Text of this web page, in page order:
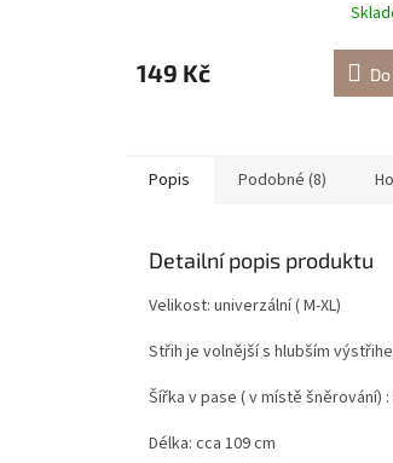
149 Kč
Popis Podobné (8)
Detailní popis produktu
Velikost: univerzální ( M-XL)
Střih je volnější s hlubším
Šířka v pase ( v místě šněrování)
Délka: cca 109 cm